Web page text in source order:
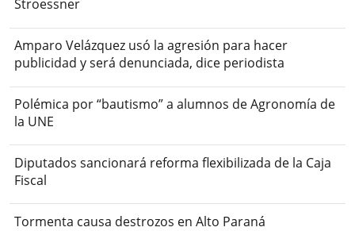
Stroessner
Amparo Velázquez usó la agresión para hacer
publicidad y será denunciada, dice periodista
Polémica por “bautismo” a alumnos de Agronomía de
la UNE
Diputados sancionará reforma flexibilizada de la Caja
Fiscal
Tormenta causa destrozos en Alto Paraná